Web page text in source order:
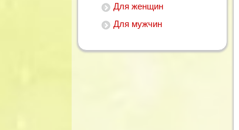
Для женщин
Для мужчин